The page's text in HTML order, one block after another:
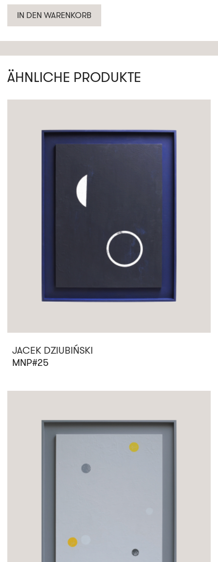
IN DEN WARENKORB
ÄHNLICHE PRODUKTE
JACEK DZIUBIŃSKI
MNP#25